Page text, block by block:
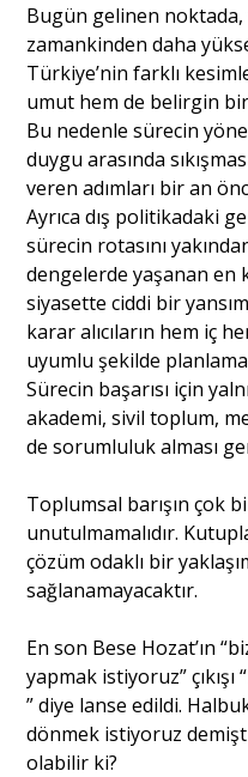
Bugün gelinen
zamankinden daha
Türkiye’nin farklı
umut hem de belirgin
Bu nedenle sürecin
duygu arasında
veren adımları bir an
Ayrıca dış politikadaki
sürecin rotasını
dengelerde yaşanan en
siyasette ciddi bir
karar alıcıların hem iç
uyumlu şekilde
Sürecin başarısı için
akademi, sivil toplum,
de sorumluluk alması
Toplumsal barışın çok
unutulmamalıdır.
çözüm odaklı bir
sağlanamayacaktır.
En son Bese Hozat’ın
yapmak istiyoruz”
” diye lanse edildi.
dönmek istiyoruz
olabilir ki?